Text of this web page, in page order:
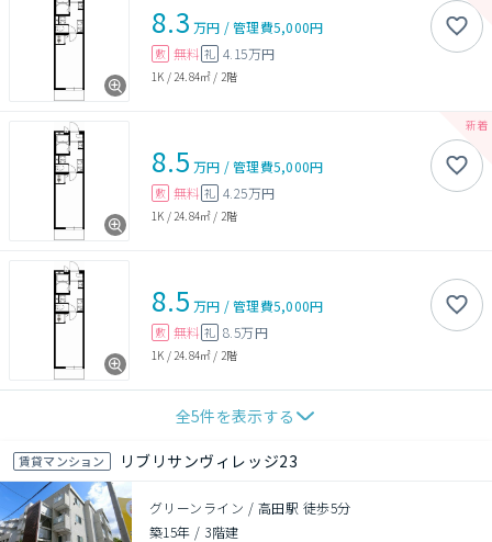
8.3 万円 /管理費5,000円
敷 無料 礼 4.15万円
1K / 24.84㎡ / 2階
8.5 万円 /管理費5,000円
敷 無料 礼 4.25万円
1K / 24.84㎡ / 2階
8.5 万円 /管理費5,000円
敷 無料 礼 8.5万円
1K / 24.84㎡ / 2階
全5件を表示する
賃貸マンション リブリサンヴィレッジ23
グリーンライン / 高田駅 徒歩5分
築15年 / 3階建